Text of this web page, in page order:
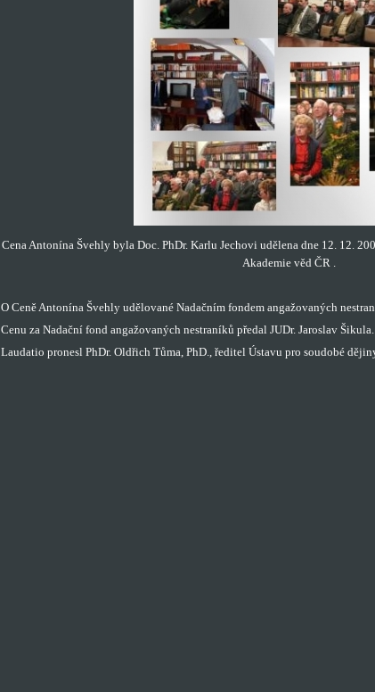
Cena Antonína Švehly byla Doc. PhDr. Karlu Jechovi udělena dne 12. 12.
Akademie věd ČR .
O Ceně Antonína Švehly udělované Nadačním fondem angažovaných
Cenu za Nadační fond angažovaných nestraníků předal JUDr. Jaroslav Šikula.
Laudatio pronesl PhDr. Oldřich Tůma, PhD., ředitel Ústavu pro soudobé